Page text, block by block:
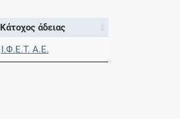
Κάτοχος άδειας
Ι.Φ.Ε.Τ. A.E.